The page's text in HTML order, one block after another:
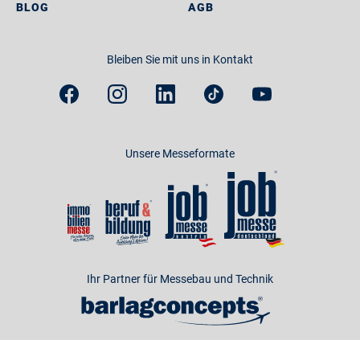
BLOG AGB
Bleiben Sie mit uns in Kontakt
Unsere Messeformate
Ihr Partner für Messebau und Technik